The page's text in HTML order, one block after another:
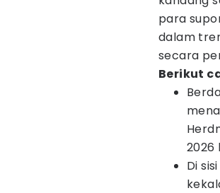
para
dalam
secara
Berikut
2026
Di